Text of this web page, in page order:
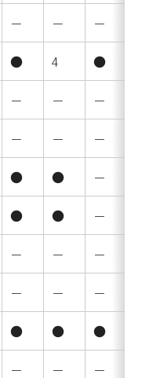
－ － －
● 4 ●
－ － －
－ － －
● ● －
● ● －
－ － －
－ － －
● ● ●
－ － －